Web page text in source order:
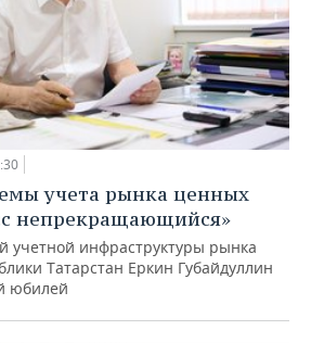
учета рынка ценных
непрекращающийся»
учетной инфраструктуры рынка
Татарстан Еркин Губайдуллин
юбилей